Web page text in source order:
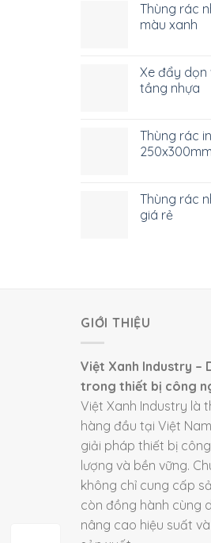
Thùng rác
màu xanh
Xe đẩy dọn
tầng nhựa
Thùng rác
250x300mm
Thùng rác
giá rẻ
GIỚI THIỆU
Việt Xanh Industry –
trong thiết bị công
Việt Xanh Industry là
hàng đầu tại Việt
giải pháp thiết bị
lượng và bền vững.
không chỉ cung cấp
còn đồng hành cùng
nâng cao hiệu suất